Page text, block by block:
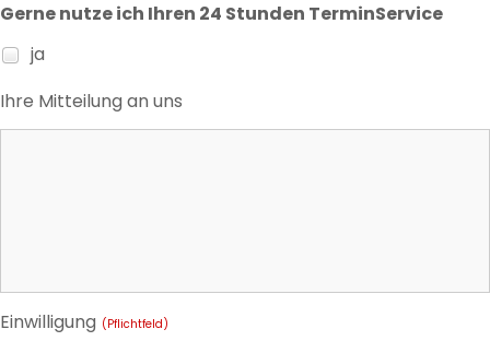
Gerne nutze ich Ihren 24 Stunden TerminService
ja
Ihre Mitteilung an uns
Einwilligung (Pflichtfeld)